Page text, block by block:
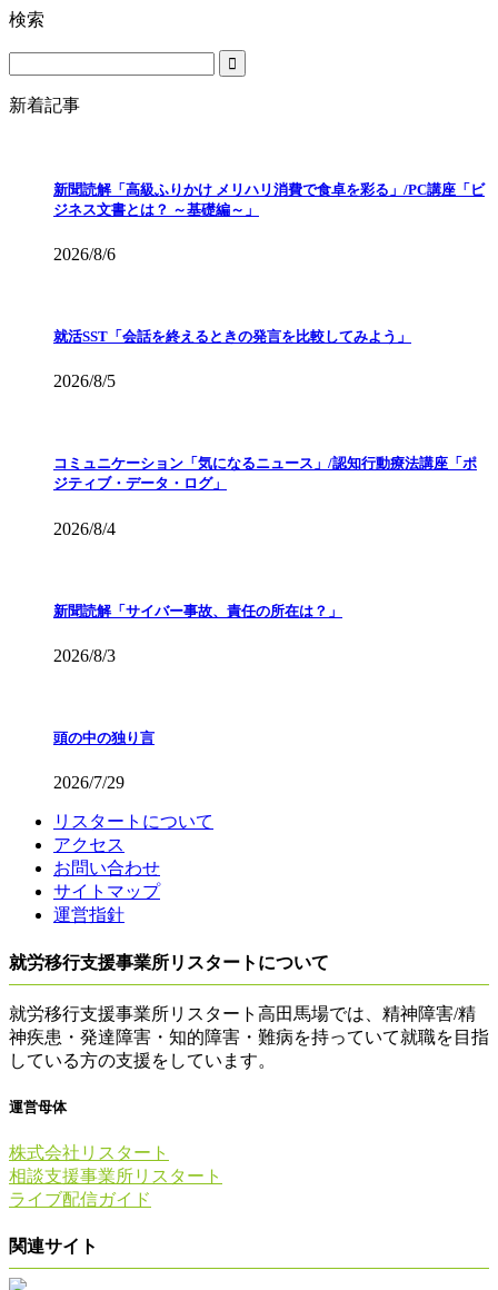
検索
新着記事
新聞読解「高級ふりかけ メリハリ消費で食卓を彩る」/PC講座「ビ
ジネス文書とは？ ～基礎編～」
2026/8/6
就活SST「会話を終えるときの発言を比較してみよう」
2026/8/5
コミュニケーション「気になるニュース」/認知行動療法講座「ポ
ジティブ・データ・ログ」
2026/8/4
新聞読解「サイバー事故、責任の所在は？」
2026/8/3
頭の中の独り言
2026/7/29
リスタートについて
アクセス
お問い合わせ
サイトマップ
運営指針
就労移行支援事業所リスタートについて
就労移行支援事業所リスタート高田馬場では、精神障害/精
神疾患・発達障害・知的障害・難病を持っていて就職を目指
している方の支援をしています。
運営母体
株式会社リスタート
相談支援事業所リスタート
ライブ配信ガイド
関連サイト